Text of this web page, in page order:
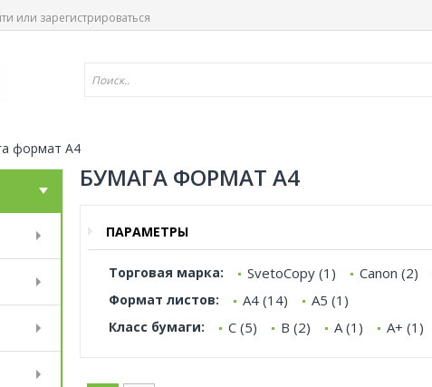
или зарегистрироваться
формат А4
БУМАГА ФОРМАТ А4
ПАРАМЕТРЫ
Торговая марка: SvetoCopy (1) Canon (2)
Формат листов: А4 (14) А5 (1)
Класс бумаги: C (5) B (2) A (1) A+ (1)